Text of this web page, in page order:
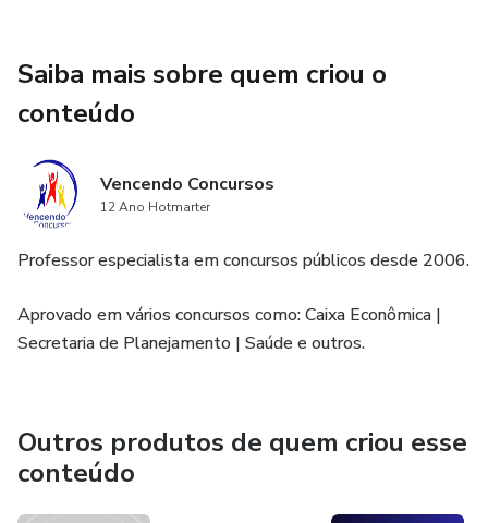
Saiba mais sobre quem criou o
conteúdo
Vencendo Concursos
12 Ano Hotmarter
Professor especialista em concursos públicos desde 2006.
Aprovado em vários concursos como: Caixa Econômica |
Secretaria de Planejamento | Saúde e outros.
Outros produtos de quem criou esse
conteúdo